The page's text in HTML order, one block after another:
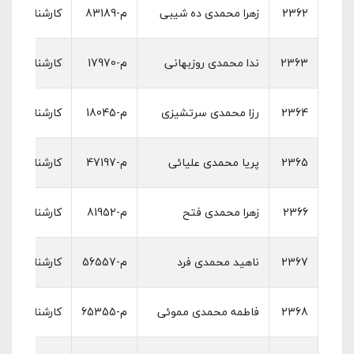
2362 زهرا محمدی ده شیبی م-83189 کارشناسی
2363 ندا محمدی روزبهانی م-17970 کارشناسی
2364 رزا محمدی سرتشیزی م-18045 کارشناسی
2365 پریا محمدی علیائی م-47197 کارشناسی
2366 زهرا محمدی فتح م-81952 کارشناسی
2367 ناهید محمدی فرد م-56557 کارشناسی
2368 فاطمه محمدی مموئی م-65355 کارشناسی